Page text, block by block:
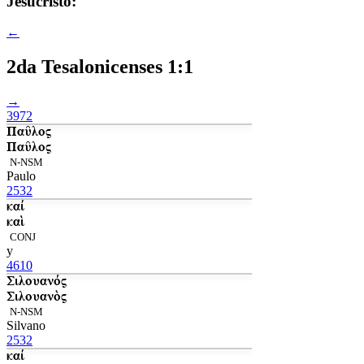
←
2da Tesalonicenses 1:1
→
3972
Παῦλος
Παῦλος
N-NSM
Paulo
2532
καί
καὶ
CONJ
y
4610
Σιλουανός
Σιλουανὸς
N-NSM
Silvano
2532
καί